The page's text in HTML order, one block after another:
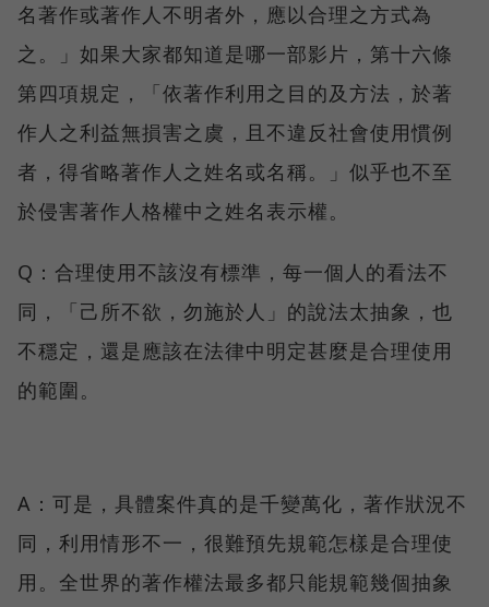
名著作或著作人不明者外，應以合理之方式為
之。」如果大家都知道是哪一部影片，第十六條
第四項規定，「依著作利用之目的及方法，於著
作人之利益無損害之虞，且不違反社會使用慣例
者，得省略著作人之姓名或名稱。」似乎也不至
於侵害著作人格權中之姓名表示權。
Q：合理使用不該沒有標準，每一個人的看法不
同，「己所不欲，勿施於人」的說法太抽象，也
不穩定，還是應該在法律中明定甚麼是合理使用
的範圍。
A：可是，具體案件真的是千變萬化，著作狀況不
同，利用情形不一，很難預先規範怎樣是合理使
用。全世界的著作權法最多都只能規範幾個抽象